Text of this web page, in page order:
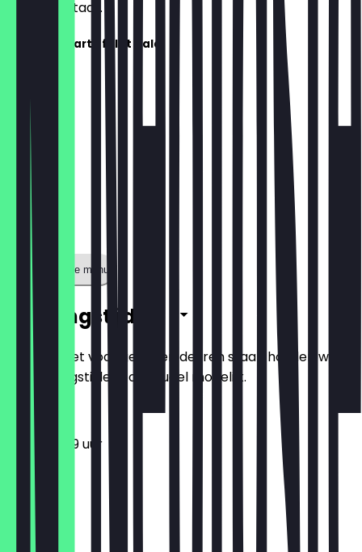
wachten staat.
Die Speisekarte folgt bald!
Toon volledige menu
Openingstijden
Zodat je niet voor gesloten deuren staat, houden we
de openingstijden zo actueel mogelijk.
11:00 - 23:59 uur
Maandag
Dinsdag